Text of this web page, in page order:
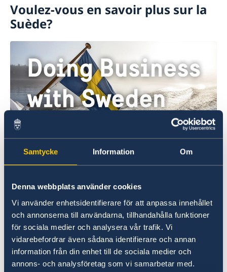
Samtycke Information Om
Denna webbplats använder cookies
Vi använder enhetsidentifierare för att anpassa innehållet
och annonserna till användarna, tillhandahålla funktioner
för sociala medier och analysera vår trafik. Vi
vidarebefordrar även sådana identifierare och annan
information från din enhet till de sociala medier och
annons- och analysföretag som vi samarbetar med.
Voulez-vous en savoir plus sur la
Suède?
Faire des affaires avec la Suède
Vous trouverez ici tout ce que devez savoir pour
En savoir plus